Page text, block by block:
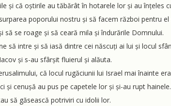
și că oștirile au tăbărât în hotarele lor și au înțeles
poporului nostru și să facem război pentru
să se roage și să ceară mila și îndurările Domnului.
să intre și să iasă dintre cei născuți ai lui și locul
și s-au sfârșit fluierul și alăuta.
că locul rugăciunii lui Israel mai înainte
și cenușă au pus pe capetele lor și și-au rupt hainele.
să găsească potriviri cu idolii lor.